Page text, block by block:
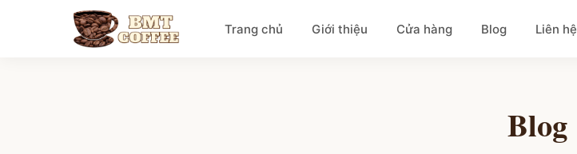
Trang chủ Giới thiệu Cửa hàng Blog Liên hệ
Blog